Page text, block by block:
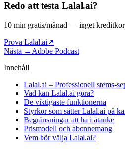
Redo att testa Lalal.ai?
10 min gratis/månad — inget
Prova Lalal.ai↗
Nästa → Adobe Podcast
Innehåll
Lalal.ai – Professionell stems-
Vad kan Lalal.ai göra?
De viktigaste funktionerna
Styrkor som sätter Lalal.ai på
Begränsningar att ha i åtanke
Prismodell och abonnemang
Vem bör välja Lalal.ai?